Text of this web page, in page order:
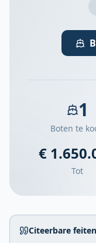
1
Boten te
€
Tot
Citeerbare feiten